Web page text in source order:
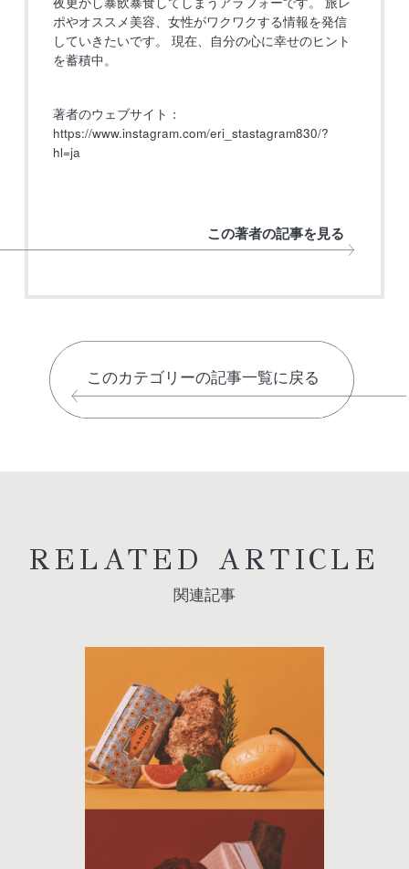
ポやオススメ美容、女性がワクワクする情報を発信
していきたいです。 現在、自分の心に幸せのヒント
を蓄積中。
著者のウェブサイト：
https://www.instagram.com/eri_stastagram830/?
hl=ja
この著者の記事を見る
このカテゴリーの記事一覧に戻る
RELATED ARTICLE
関連記事